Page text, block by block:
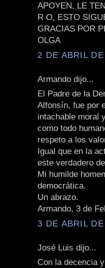
APOYEN, LE
R O, ESTO
GRACIAS POR
OLGA
2 DE ABRIL
Armando dijo...
El Padre de la
Alfonsín, fue por
intachable moral
como todo
respeto a los
Igual que en la
este verdadero
Mi humilde
democrática.
Un abrazo.
Armando, 3 de
3 DE ABRIL
José Luis dijo...
Con la decencia